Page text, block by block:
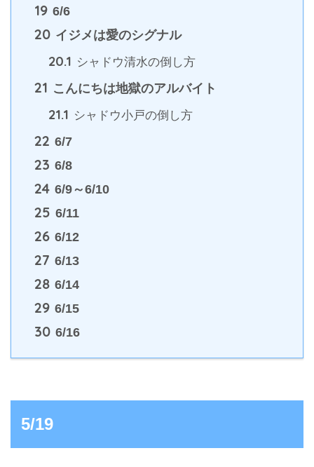
19 6/6
20 イジメは愛のシグナル
20.1 シャドウ清水の倒し方
21 こんにちは地獄のアルバイト
21.1 シャドウ小戸の倒し方
22 6/7
23 6/8
24 6/9～6/10
25 6/11
26 6/12
27 6/13
28 6/14
29 6/15
30 6/16
5/19